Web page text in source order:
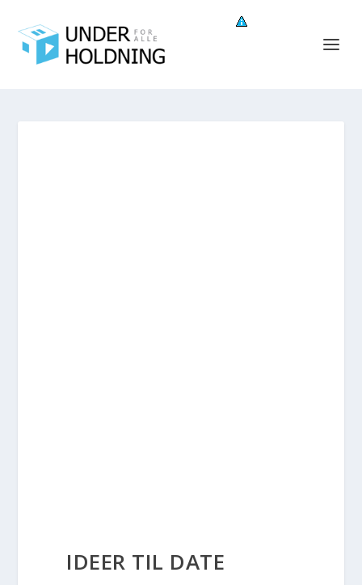
IDEER TIL DATE